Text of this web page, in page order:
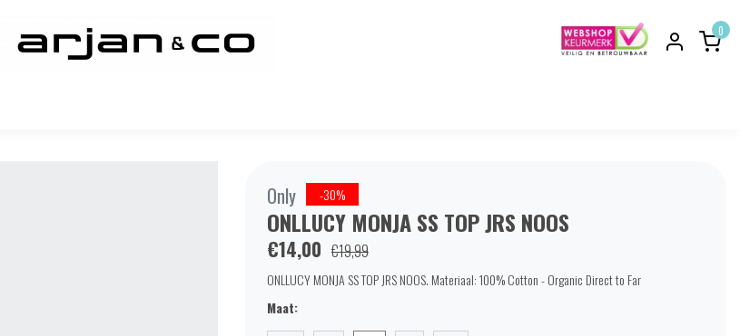
0
Only -30%
ONLLUCY MONJA SS TOP JRS NOOS
€14,00 €19,99
ONLLUCY MONJA SS TOP JRS NOOS. Materiaal: 100% Cotton - Organic Direct to Far
Maat: